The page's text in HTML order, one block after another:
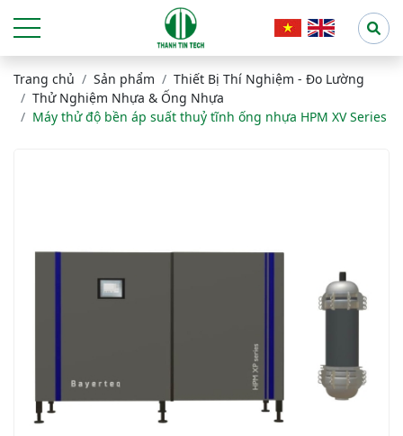
Trang chủ Sản phẩm
Thiết Bị Thí Nghiệm - Đo Lường
Thử Nghiệm Nhựa & Ống Nhựa
Máy thử độ bền áp suất thuỷ tĩnh ống nhựa HPM XV Series